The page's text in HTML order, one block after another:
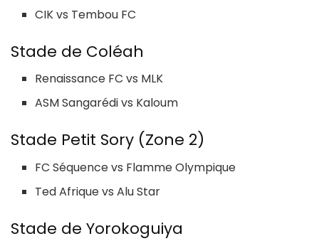
CIK vs Tembou FC
Stade de Coléah
Renaissance FC vs MLK
ASM Sangarédi vs Kaloum
Stade Petit Sory (Zone 2)
FC Séquence vs Flamme Olympique
Ted Afrique vs Alu Star
Stade de Yorokoguiya